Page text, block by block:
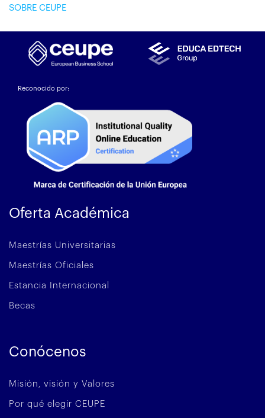
SOBRE CEUPE
Reconocido por:
Oferta Académica
Maestrías Universitarias
Maestrías Oficiales
Estancia Internacional
Becas
Conócenos
Misión, visión y Valores
Por qué elegir CEUPE